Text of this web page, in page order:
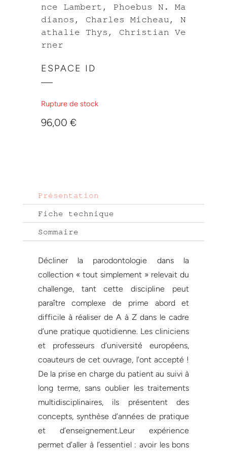
nce Lambert, Phoebus N. Ma
dianos, Charles Micheau, N
athalie Thys, Christian Ve
rner
ESPACE ID
Rupture de stock
96,00 €
Présentation
Fiche technique
Sommaire
Décliner la parodontologie dans la
collection « tout simplement » relevait du
challenge, tant cette discipline peut
paraître complexe de prime abord et
difficile à réaliser de A à Z dans le cadre
d’une pratique quotidienne. Les cliniciens
et professeurs d’université européens,
coauteurs de cet ouvrage, l’ont accepté !
De la prise en charge du patient au suivi à
long terme, sans oublier les traitements
multidisciplinaires, ils présentent des
concepts, synthèse d’années de pratique
et d’enseignement.Leur expérience
permet d’aller à l’essentiel : avoir les bons